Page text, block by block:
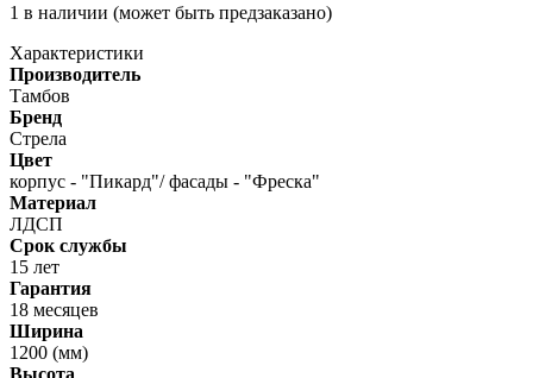
1 в наличии (может быть предзаказано)
Характеристики
Производитель
Тамбов
Бренд
Стрела
Цвет
корпус - "Пикард"/ фасады - "Фреска"
Материал
ЛДСП
Срок службы
15 лет
Гарантия
18 месяцев
Ширина
1200 (мм)
Высота